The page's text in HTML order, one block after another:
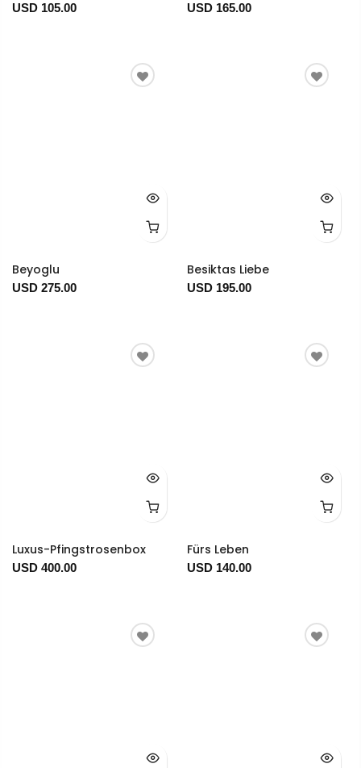
USD 105.00 USD 165.00
Beyoglu
USD 275.00
Besiktas Liebe
USD 195.00
Luxus-Pfingstrosenbox
USD 400.00
Fürs Leben
USD 140.00